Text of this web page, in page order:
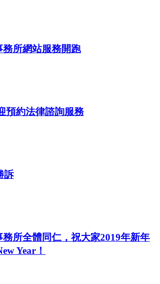
所網站服務開跑
預約法律諮詢服務
訴
所全體同仁，祝大家2019年新年
Year！